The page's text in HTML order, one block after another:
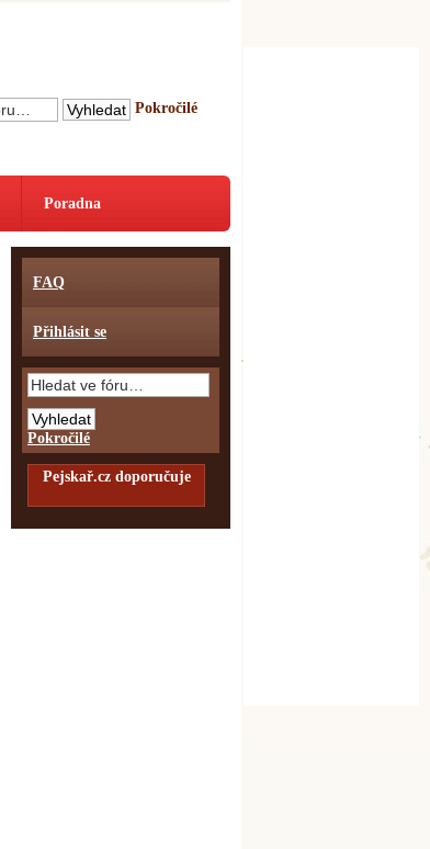
Pokročilé
Poradna
FAQ
Přihlásit se
Pokročilé
Pejskař.cz doporučuje